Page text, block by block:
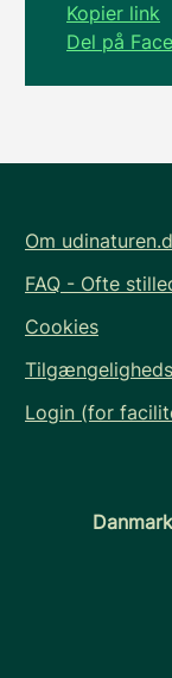
Kopier link
Del på
Om
FAQ - Ofte
Cookies
Login (for